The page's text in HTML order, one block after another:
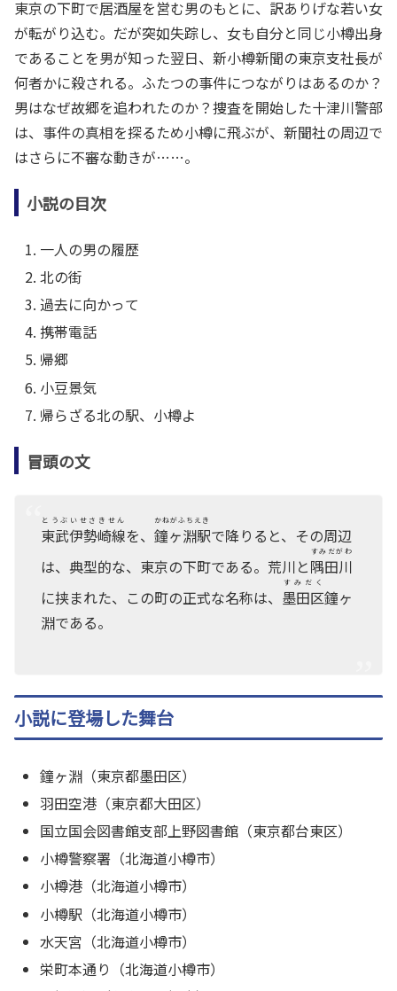
東京の下町で居酒屋を営む男のもとに、訳ありげな若い女
が転がり込む。だが突如失踪し、女も自分と同じ小樽出身
であることを男が知った翌日、新小樽新聞の東京支社長が
何者かに殺される。ふたつの事件につながりはあるのか？
男はなぜ故郷を追われたのか？捜査を開始した十津川警部
は、事件の真相を探るため小樽に飛ぶが、新聞社の周辺で
はさらに不審な動きが……。
小説の目次
一人の男の履歴
北の街
過去に向かって
携帯電話
帰郷
小豆景気
帰らざる北の駅、小樽よ
冒頭の文
東武伊勢崎線
とうぶいせさきせん
を、 鐘ヶ淵駅
かねがふちえき
で降りると、その周辺
は、典型的な、東京の下町である。荒川と隅田川
すみだがわ
に挟まれた、この町の正式な名称は、 墨田区
すみだく
鐘ヶ
淵である。
小説に登場した舞台
鐘ヶ淵（東京都墨田区）
羽田空港（東京都大田区）
国立国会図書館支部上野図書館（東京都台東区）
小樽警察署（北海道小樽市）
小樽港（北海道小樽市）
小樽駅（北海道小樽市）
水天宮（北海道小樽市）
栄町本通り（北海道小樽市）